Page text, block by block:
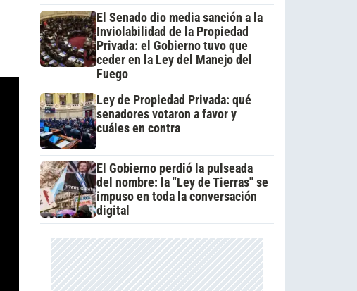
El Senado dio media sanción a la
Inviolabilidad de la Propiedad
Privada: el Gobierno tuvo que
ceder en la Ley del Manejo del
Fuego
Ley de Propiedad Privada: qué
senadores votaron a favor y
cuáles en contra
El Gobierno perdió la pulseada
del nombre: la "Ley de Tierras" se
impuso en toda la conversación
digital